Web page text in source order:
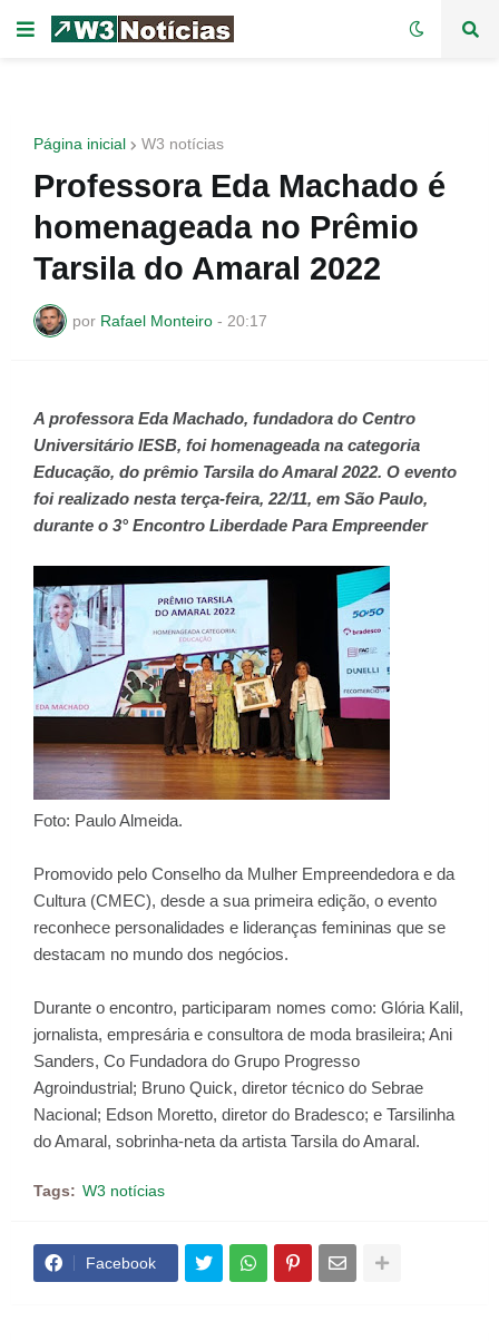
Página inicial W3 notícias
Professora Eda Machado é
homenageada no Prêmio
Tarsila do Amaral 2022
por Rafael Monteiro - 20:17
A professora Eda Machado, fundadora do Centro
Universitário IESB, foi homenageada na categoria
Educação, do prêmio Tarsila do Amaral 2022. O evento
foi realizado nesta terça-feira, 22/11, em São Paulo,
durante o 3° Encontro Liberdade Para Empreender
Foto: Paulo Almeida.
Promovido pelo Conselho da Mulher Empreendedora e da
Cultura (CMEC), desde a sua primeira edição, o evento
reconhece personalidades e lideranças femininas que se
destacam no mundo dos negócios.
Durante o encontro, participaram nomes como: Glória Kalil,
jornalista, empresária e consultora de moda brasileira; Ani
Sanders, Co Fundadora do Grupo Progresso
Agroindustrial; Bruno Quick, diretor técnico do Sebrae
Nacional; Edson Moretto, diretor do Bradesco; e Tarsilinha
do Amaral, sobrinha-neta da artista Tarsila do Amaral.
Tags: W3 notícias
Facebook